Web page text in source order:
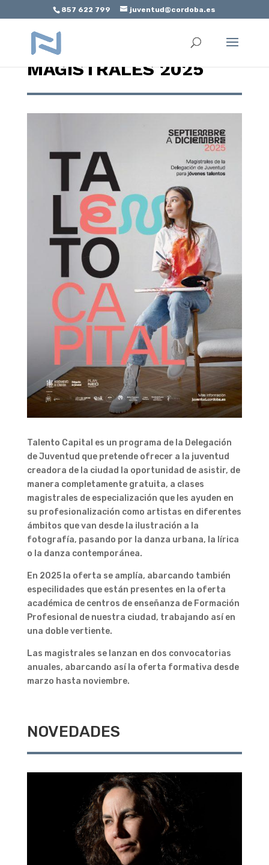
Abrir barra de herramientas
857 622 799 juventud@cordoba.es
TALENTO CAPITAL.
MAGISTRALES 2025
Talento Capital es un programa de la Delegación
de Juventud que pretende ofrecer a la juventud
creadora de la ciudad la oportunidad de asistir, de
manera completamente gratuita, a clases
magistrales de especialización que les ayuden en
su profesionalización como artistas en diferentes
ámbitos que van desde la ilustración a la
fotografía, pasando por la danza urbana, la lírica
o la danza contemporánea.
En 2025 la oferta se amplía, abarcando también
especilidades que están presentes en la oferta
académica de centros de enseñanza de Formación
Profesional de nuestra ciudad, trabajando así en
una doble vertiente.
Las magistrales se lanzan en dos convocatorias
anuales, abarcando así la oferta formativa desde
marzo hasta noviembre.
NOVEDADES